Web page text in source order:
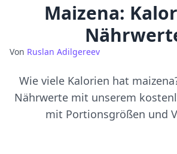
Maizena:
Von Ruslan Adilgereev
Wie viele Kalorien hat maizena
Nährwerte mit unserem
mit Portionsgrößen und